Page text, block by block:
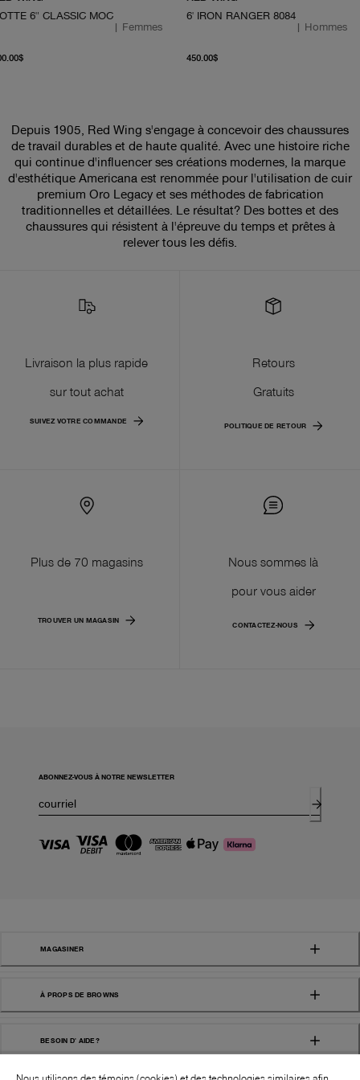
6" CLASSIC MOC
| Femmes
À partir du prix actuel 400.00$
6' IRON RANGER 8084
| Hommes
450.00$
Depuis 1905, Red Wing s'engage à concevoir des chaussures
de travail durables et de haute qualité. Avec une histoire riche
qui continue d'influencer ses créations modernes, la marque
d'esthétique Americana est renommée pour l'utilisation de cuir
premium Oro Legacy et ses méthodes de fabrication
traditionnelles et détaillées. Le résultat? Des bottes et des
chaussures qui résistent à l'épreuve du temps et prêtes à
relever tous les défis.
Livraison la plus rapide
sur tout achat
SUIVEZ VOTRE COMMANDE
Retours
Gratuits
POLITIQUE DE RETOUR
Plus de 70 magasins
TROUVER UN MAGASIN
Nous sommes là
pour vous aider
CONTACTEZ-NOUS
ABONNEZ-VOUS À NOTRE NEWSLETTER
MAGASINER
À PROPS DE BROWNS
BESOIN D' AIDE?